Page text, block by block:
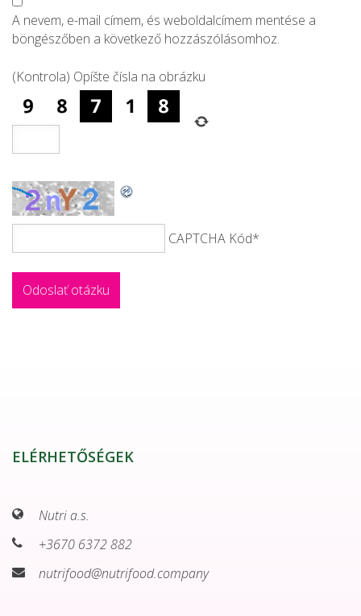
A nevem, e-mail címem, és weboldalcímem mentése a
böngészőben a következő hozzászólásomhoz.
(Kontrola) Opíšte čísla na obrázku
CAPTCHA Kód*
ELÉRHETŐSÉGEK
Nutri a.s.
+3670 6372 882
nutrifood@nutrifood.company